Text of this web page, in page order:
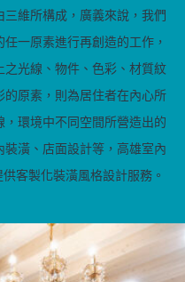
維所構成，廣義來說，我們
一原素進行再創造的工作，
光線、物件、色彩、材質紋
原素，則為居住者在內心所
環境中不同空間所營造出的
潢、店面設計等，高雄室內
客製化裝潢風格設計服務。